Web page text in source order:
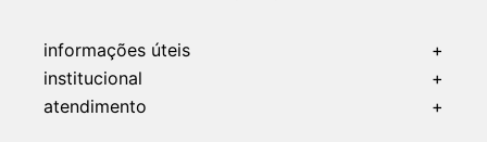
informações úteis
+
institucional
+
atendimento
+